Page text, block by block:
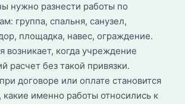
нужно разнести работы по
группа, спальня, санузел,
площадка, навес, ограждение.
возникает, когда учреждение
расчет без такой привязки.
договоре или оплате становится
какие именно работы относились к